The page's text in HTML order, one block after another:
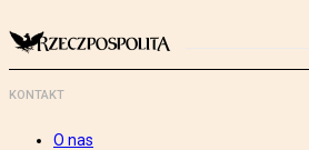
KONTAKT
O nas